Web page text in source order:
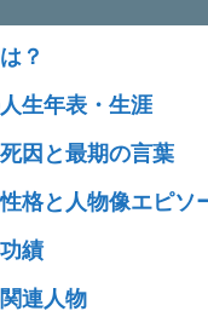
？
生年表・生涯
因と最期の言葉
格と人物像エピソ
績
連人物